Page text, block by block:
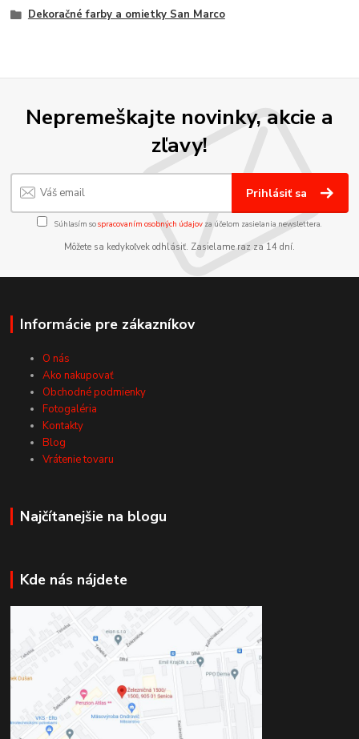
Dekoračné farby a omietky San Marco
Nepremeškajte novinky, akcie a
zľavy!
Prihlásiť sa
Súhlasím sospracovaním osobných údajov za účelom zasielania newslettera.
Môžete sa kedykoľvek odhlásiť. Zasielame raz za 14 dní.
Informácie pre zákazníkov
O nás
Ako nakupovať
Obchodné podmienky
Fotogaléria
Kontakty
Blog
Vrátenie tovaru
Najčítanejšie na blogu
Kde nás nájdete